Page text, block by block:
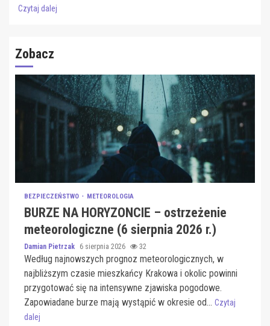
Czytaj dalej
Zobacz
BEZPIECZEŃSTWO METEOROLOGIA
BURZE NA HORYZONCIE – ostrzeżenie
meteorologiczne (6 sierpnia 2026 r.)
Damian Pietrzak 6 sierpnia 2026 32
Według najnowszych prognoz meteorologicznych, w
najbliższym czasie mieszkańcy Krakowa i okolic powinni
przygotować się na intensywne zjawiska pogodowe.
Zapowiadane burze mają wystąpić w okresie od... Czytaj
dalej